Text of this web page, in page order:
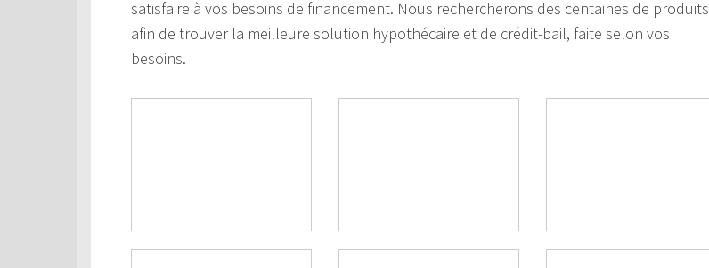
satisfaire à vos besoins de financement. Nous rechercherons des centaines de produits
afin de trouver la meilleure solution hypothécaire et de crédit-bail, faite selon vos
besoins.